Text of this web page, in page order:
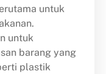
untuk
untuk
barang yang
plastik